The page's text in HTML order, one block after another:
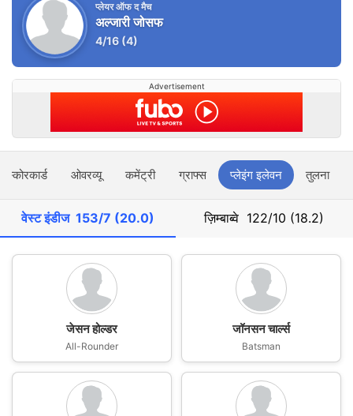
प्लेयर ऑफ द मैच
अल्जारी जोसफ
4/16 (4)
Advertisement
स्कोरकार्ड ओवरव्यू कमेंट्री ग्राफ्स प्लेइंग इलेवन तुलना
वेस्ट इंडीज 153/7 (20.0) ज़िम्बाब्वे 122/10 (18.2)
जेसन होल्डर
All-Rounder
जॉनसन चार्ल्स
Batsman